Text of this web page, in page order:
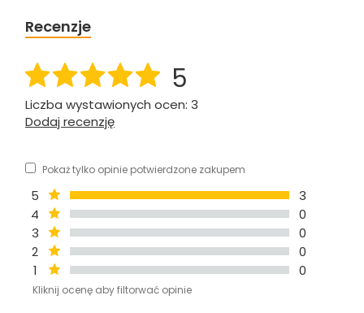
Recenzje
5
Liczba wystawionych ocen: 3
Dodaj recenzję
Pokaż tylko opinie potwierdzone zakupem
5
3
4
0
3
0
2
0
1
0
Kliknij ocenę aby filtorwać opinie